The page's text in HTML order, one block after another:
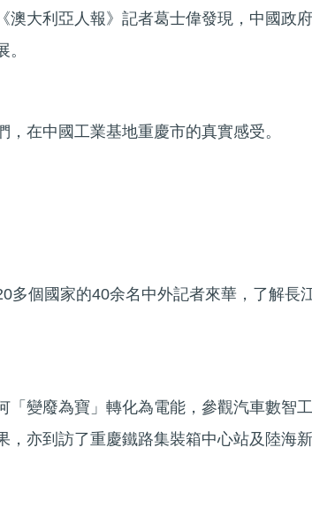
澳大利亞人報》記者葛士偉發現，中國政府
在中國工業基地重慶市的真實感受。
多個國家的40余名中外記者來華，了解長
「變廢為寶」轉化為電能，參觀汽車數智工
，亦到訪了重慶鐵路集裝箱中心站及陸海新